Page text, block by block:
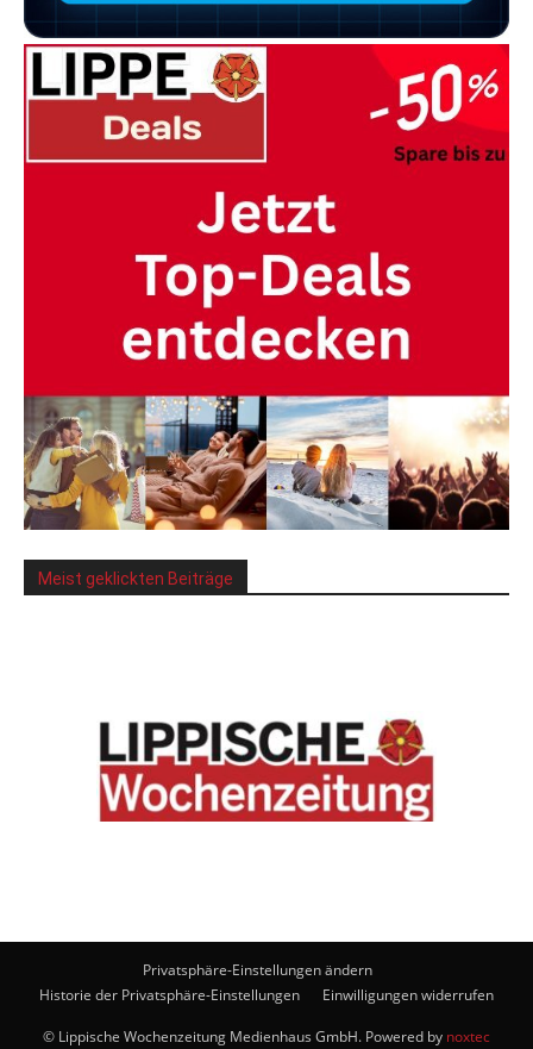
Meist geklickten Beiträge
Privatsphäre-Einstellungen ändern
Historie der Privatsphäre-Einstellungen
Einwilligungen widerrufen
© Lippische Wochenzeitung Medienhaus GmbH. Powered by noxtec